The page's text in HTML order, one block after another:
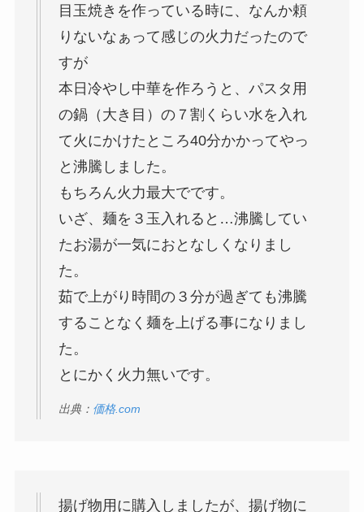
目玉焼きを作っている時に、なんか頼
りないなぁって感じの火力だったので
すが
本日冷やし中華を作ろうと、パスタ用
の鍋（大き目）の７割くらい水を入れ
て火にかけたところ40分かかってやっ
と沸騰しました。
もちろん火力最大でです。
いざ、麺を３玉入れると…沸騰してい
たお湯が一気におとなしくなりまし
た。
茹で上がり時間の３分が過ぎても沸騰
することなく麺を上げる事になりまし
た。
とにかく火力無いです。
出典： 価格.com
揚げ物用に購入しましたが、揚げ物に